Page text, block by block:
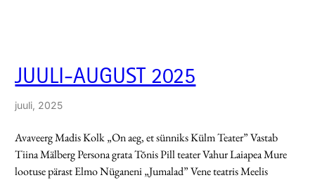
JUULI-AUGUST 2025
juuli, 2025
Avaveerg Madis Kolk „On aeg, et sünniks Külm Teater” Vastab
Tiina Mälberg Persona grata Tõnis Pill teater Vahur Laiapea Mure
lootuse pärast Elmo Nüganeni „Jumalad” Vene teatris Meelis